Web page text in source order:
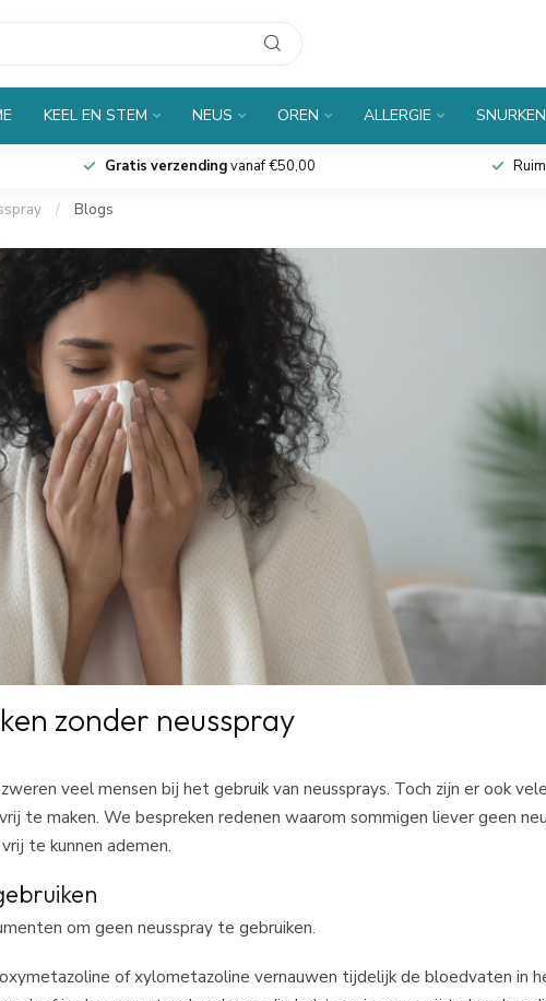
KEEL EN STEM NEUS OREN ALLERGIE SNURKEN
Gratis verzendingvanaf €50,00 Ruim
/ Blogs
zonder neusspray
veel mensen bij het gebruik van neussprays. Toch zijn er ook
te maken. We bespreken redenen waarom sommigen liever geen
te kunnen ademen.
om geen neusspray te gebruiken.
of xylometazoline vernauwen tijdelijk de bloedvaten in